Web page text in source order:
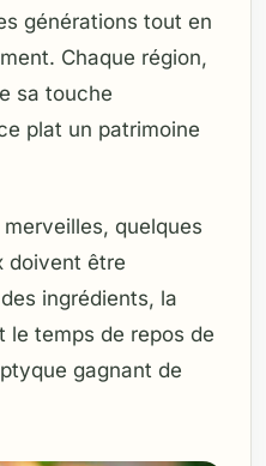
générations tout en
Chaque région,
sa touche
plat un patrimoine
quelques
doivent être
ingrédients, la
le temps de repos de
gagnant de